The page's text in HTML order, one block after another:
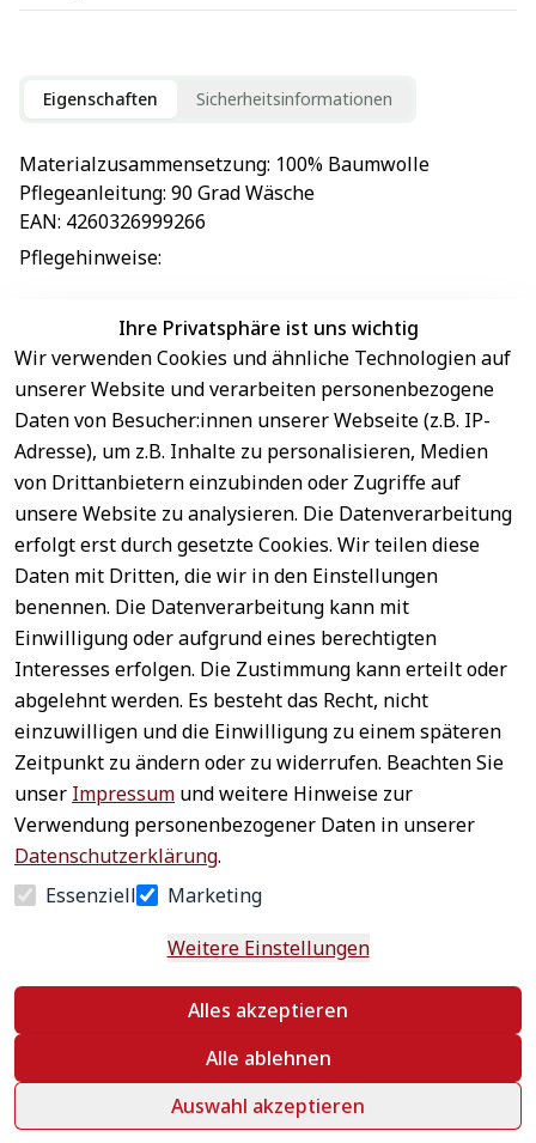
Eigenschaften Sicherheitsinformationen
Materialzusammensetzung: 100% Baumwolle
Pflegeanleitung: 90 Grad Wäsche
EAN: 4260326999266
Pflegehinweise:
EU-Verantwortliche Person - klicken Sie für Details
Ihre Privatsphäre ist uns wichtig
Wir verwenden Cookies und ähnliche Technologien auf
unserer Website und verarbeiten personenbezogene
Daten von Besucher:innen unserer Webseite (z.B. IP-
Adresse), um z.B. Inhalte zu personalisieren, Medien
von Drittanbietern einzubinden oder Zugriffe auf
unsere Website zu analysieren. Die Datenverarbeitung
erfolgt erst durch gesetzte Cookies. Wir teilen diese
Daten mit Dritten, die wir in den Einstellungen
benennen. Die Datenverarbeitung kann mit
Einwilligung oder aufgrund eines berechtigten
Interesses erfolgen. Die Zustimmung kann erteilt oder
abgelehnt werden. Es besteht das Recht, nicht
einzuwilligen und die Einwilligung zu einem späteren
Zeitpunkt zu ändern oder zu widerrufen. Beachten Sie
unser Impressum und weitere Hinweise zur
Verwendung personenbezogener Daten in unserer
Datenschutzerklärung.
Essenziell
Marketing
Weitere Einstellungen
Alles akzeptieren
Alle ablehnen
Auswahl akzeptieren
Rechtliches
AGB
Impressum
Datenschutz
Widerrufsrecht
Widerrufsform
ular
Service
Kontakt
Registrieren
Zahlung &
Versand
Newsletter
abonnieren
Häufige
Fragen
Sichere
Zahlungsar
ten
Schneller
Versand
Vertrag
textildepot24 2026